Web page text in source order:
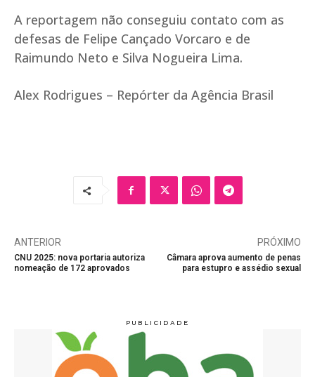
A reportagem não conseguiu contato com as
defesas de Felipe Cançado Vorcaro e de
Raimundo Neto e Silva Nogueira Lima.
Alex Rodrigues – Repórter da Agência Brasil
ANTERIOR
CNU 2025: nova portaria autoriza
nomeação de 172 aprovados
PRÓXIMO
Câmara aprova aumento de penas
para estupro e assédio sexual